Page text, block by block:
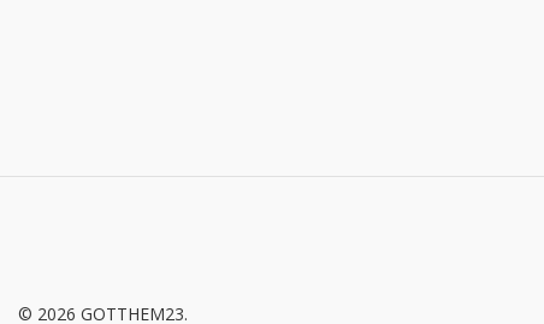
© 2026 GOTTHEM23.